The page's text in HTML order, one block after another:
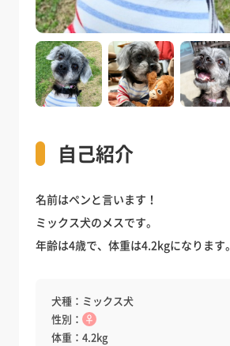
自己紹介
名前はペンと言います！
ミックス犬のメスです。
年齢は4歳で、体重は4.2kgになります。
犬種：ミックス犬
性別： ♀
体重：4.2kg